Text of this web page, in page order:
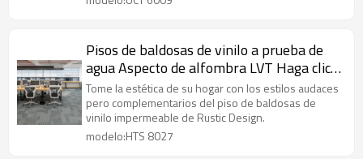
Pisos de baldosas de vinilo a prueba de
agua Aspecto de alfombra LVT Haga clic
en Pisos de vinilo | 24''x24''
4.2mm/0.3mm Pet Friendly Kid Friendly
Ortho ftalato libre HTS 8027
Tome la estética de su hogar con los estilos audaces
pero complementarios del piso de baldosas de
vinilo impermeable de Rustic Design.
modelo:HTS 8027